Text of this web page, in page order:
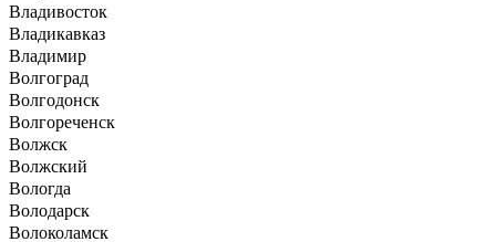
Владивосток
Владикавказ
Владимир
Волгоград
Волгодонск
Волгореченск
Волжск
Волжский
Вологда
Володарск
Волоколамск